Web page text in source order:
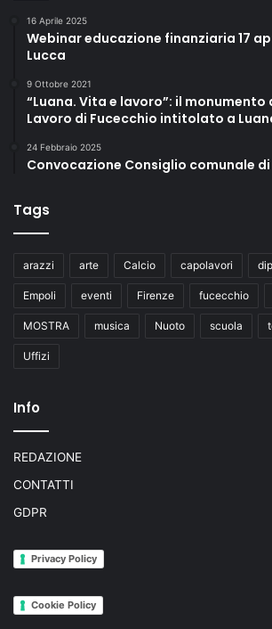
16 Aprile 2025
Webinar educazione finanziaria 17
Lucca
9 Ottobre 2021
“Luana. Vita e lavoro”: il monumento
Lavoro di Fucecchio intitolato a
24 Febbraio 2025
Convocazione Consiglio comunale
Tags
arazzi arte Calcio capolavori
Empoli eventi Firenze fucecchio
MOSTRA musica Nuoto scuola
Uffizi
Info
REDAZIONE
CONTATTI
GDPR
Privacy Policy
Cookie Policy